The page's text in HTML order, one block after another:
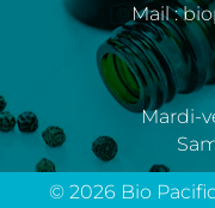
Mail :
Mardi-
© 2026 Bio